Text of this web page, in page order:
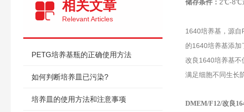
相关文章
Relevant Articles
PETG培养基瓶的正确使用方法
如何判断培养皿已污染?
培养皿的使用方法和注意事项
储存条件： 2℃-8℃
1640培养基，源
的1640培养基添加
改良1640培养基不
满足细胞不同生长
DMEM/F12/改良